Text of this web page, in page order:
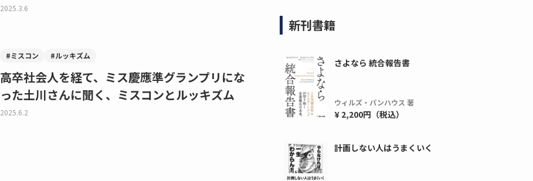
2025.3.6
#ミスコン #ルッキズム
高卒社会人を経て、ミス慶應準グランプリにな
った土川さんに聞く、ミスコンとルッキズム
2025.6.2
新刊書籍
さよなら 統合報告書
ウィルズ・パンハウス 著
¥ 2,200円（税込）
計画しない人はうまくいく